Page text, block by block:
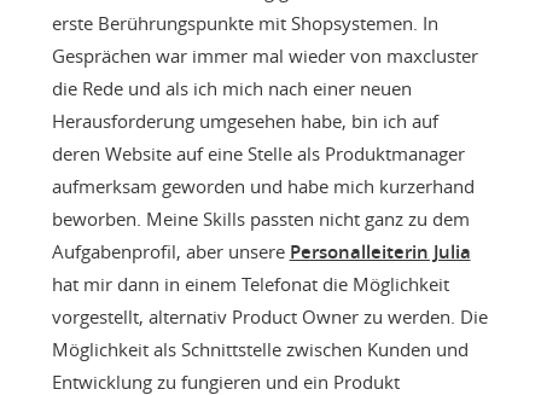
erste Berührungspunkte mit Shopsystemen. In
Gesprächen war immer mal wieder von maxcluster
die Rede und als ich mich nach einer neuen
Herausforderung umgesehen habe, bin ich auf
deren Website auf eine Stelle als Produktmanager
aufmerksam geworden und habe mich kurzerhand
beworben. Meine Skills passten nicht ganz zu dem
Aufgabenprofil, aber unsere Personalleiterin Julia
hat mir dann in einem Telefonat die Möglichkeit
vorgestellt, alternativ Product Owner zu werden. Die
Möglichkeit als Schnittstelle zwischen Kunden und
Entwicklung zu fungieren und ein Produkt